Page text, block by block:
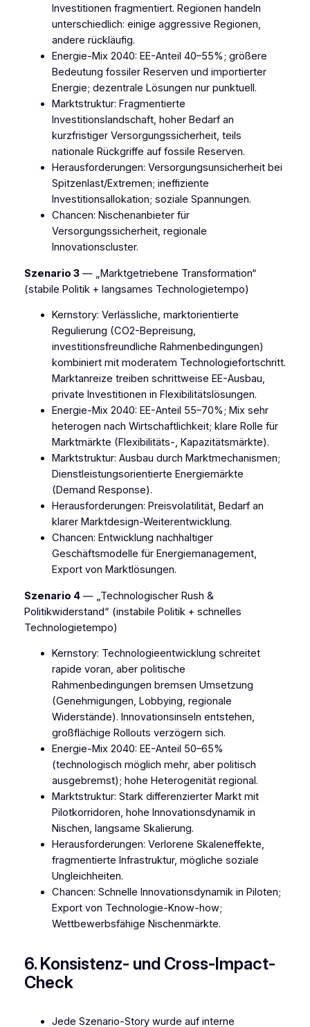
Investitionen fragmentiert. Regionen handeln
unterschiedlich: einige aggressive Regionen,
andere rückläufig.
Energie-Mix 2040: EE-Anteil 40–55%; größere
Bedeutung fossiler Reserven und importierter
Energie; dezentrale Lösungen nur punktuell.
Marktstruktur: Fragmentierte
Investitionslandschaft, hoher Bedarf an
kurzfristiger Versorgungssicherheit, teils
nationale Rückgriffe auf fossile Reserven.
Herausforderungen: Versorgungsunsicherheit bei
Spitzenlast/Extremen; ineffiziente
Investitionsallokation; soziale Spannungen.
Chancen: Nischenanbieter für
Versorgungssicherheit, regionale
Innovationscluster.
Szenario 3— „Marktgetriebene Transformation“
(stabile Politik + langsames Technologietempo)
Kernstory: Verlässliche, marktorientierte
Regulierung (CO2-Bepreisung,
investitionsfreundliche Rahmenbedingungen)
kombiniert mit moderatem Technologiefortschritt.
Marktanreize treiben schrittweise EE-Ausbau,
private Investitionen in Flexibilitätslösungen.
Energie-Mix 2040: EE-Anteil 55–70%; Mix sehr
heterogen nach Wirtschaftlichkeit; klare Rolle für
Marktmärkte (Flexibilitäts-, Kapazitätsmärkte).
Marktstruktur: Ausbau durch Marktmechanismen;
Dienstleistungsorientierte Energiemärkte
(Demand Response).
Herausforderungen: Preisvolatilität, Bedarf an
klarer Marktdesign-Weiterentwicklung.
Chancen: Entwicklung nachhaltiger
Geschäftsmodelle für Energiemanagement,
Export von Marktlösungen.
Szenario 4— „Technologischer Rush &
Politikwiderstand“ (instabile Politik + schnelles
Technologietempo)
Kernstory: Technologieentwicklung schreitet
rapide voran, aber politische
Rahmenbedingungen bremsen Umsetzung
(Genehmigungen, Lobbying, regionale
Widerstände). Innovationsinseln entstehen,
großflächige Rollouts verzögern sich.
Energie-Mix 2040: EE-Anteil 50–65%
(technologisch möglich mehr, aber politisch
ausgebremst); hohe Heterogenität regional.
Marktstruktur: Stark differenzierter Markt mit
Pilotkorridoren, hohe Innovationsdynamik in
Nischen, langsame Skalierung.
Herausforderungen: Verlorene Skaleneffekte,
fragmentierte Infrastruktur, mögliche soziale
Ungleichheiten.
Chancen: Schnelle Innovationsdynamik in Piloten;
Export von Technologie-Know-how;
Wettbewerbsfähige Nischenmärkte.
6. Konsistenz- und Cross-Impact-
Check
Jede Szenario-Story wurde auf interne